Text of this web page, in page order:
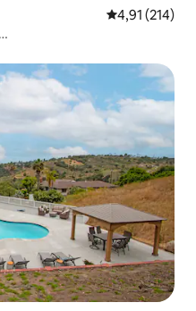
Évaluation
4,91 (214)
appréciés